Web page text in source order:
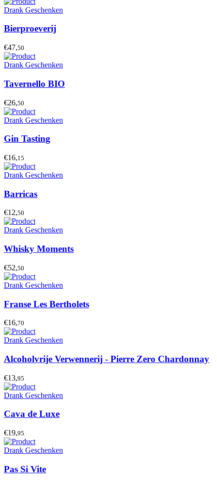
Drank Geschenken
Bierproeverij
€47,50
Drank Geschenken
Tavernello BIO
€26,50
Drank Geschenken
Gin Tasting
€16,15
Drank Geschenken
Barricas
€12,50
Drank Geschenken
Whisky Moments
€52,50
Drank Geschenken
Franse Les Bertholets
€16,70
Drank Geschenken
Alcoholvrije Verwennerij - Pierre Zero Chardonnay
€13,95
Drank Geschenken
Cava de Luxe
€19,95
Drank Geschenken
Pas Si Vite